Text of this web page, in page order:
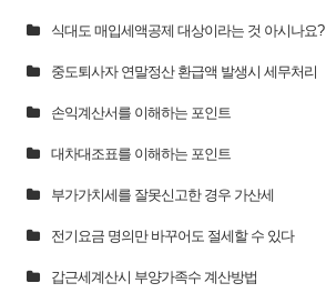
식대도 매입세액공제 대상이라는 것 아시나요?
중도퇴사자 연말정산 환급액 발생시 세무처리
손익계산서를 이해하는 포인트
대차대조표를 이해하는 포인트
부가가치세를 잘못신고한 경우 가산세
전기요금 명의만 바꾸어도 절세할 수 있다
갑근세계산시 부양가족수 계산방법